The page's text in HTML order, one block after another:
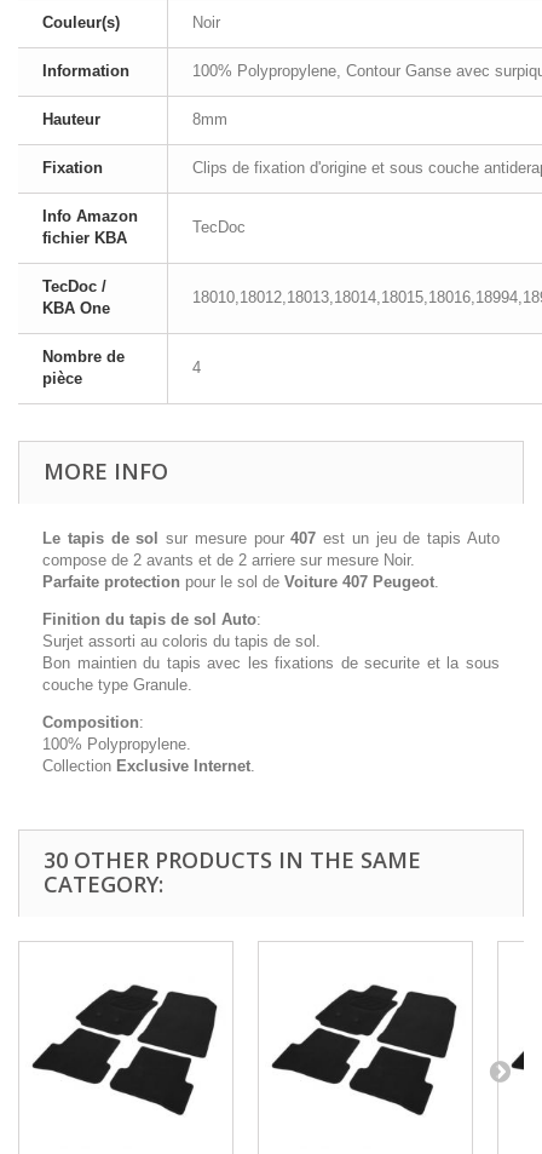
Couleur(s) Noir
Information 100% Polypropylene, Contour Ganse avec
Hauteur 8mm
Fixation Clips de fixation d'origine et sous couche
Info Amazon
fichier KBA
TecDoc
TecDoc /
KBA One
Nombre de
pièce
4
MORE INFO
Le tapis de sol sur mesure pour407est un jeu de tapis Auto
compose de 2 avants et de 2 arriere sur mesure Noir.
Parfaite protection pour le sol de Voiture 407 Peugeot.
Finition du tapis de sol Auto:
Surjet assorti au coloris du tapis de sol.
Bon maintien du tapis avec les fixations de securite et la sous
couche type Granule.
Composition:
100% Polypropylene.
Collection Exclusive Internet.
30 OTHER PRODUCTS IN THE SAME
CATEGORY: